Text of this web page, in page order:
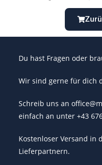
Du hast Fragen oder
Wir sind gerne für dich
Schreib uns an
einfach an unter +43
Kostenloser Versand in
Lieferpartnern.